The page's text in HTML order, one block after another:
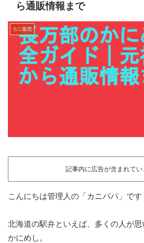
ら通販情報まで
カニ販売
記事内に広告が含まれてい
こんにちは管理人の「カニパパ」です
北海道の駅弁といえば、多くの人が
かにめし。